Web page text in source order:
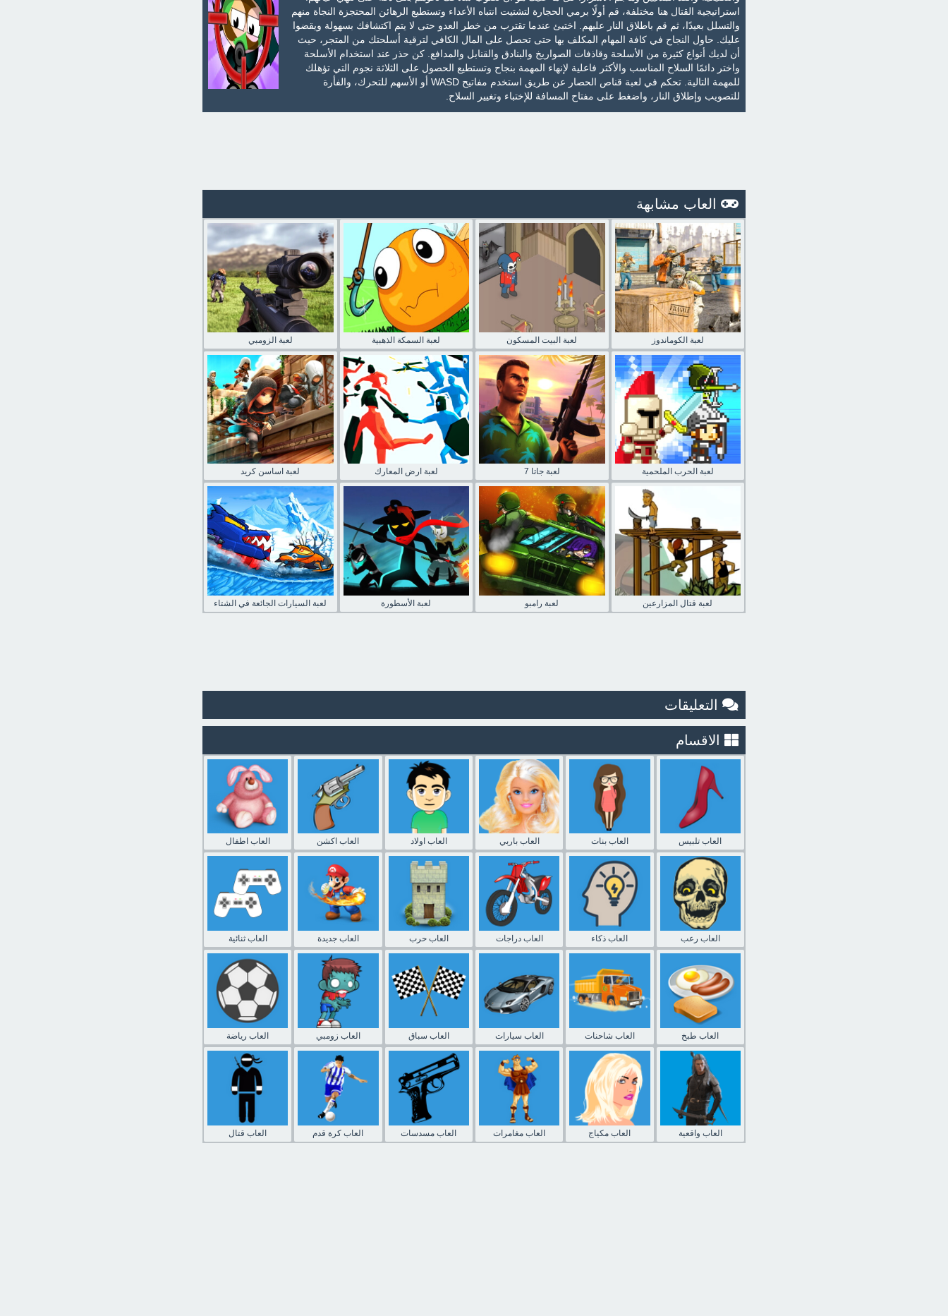
استراتيجية القتال هنا مختلفة، قم أولًا برمي الحجارة لتشتيت انتباه الأعداء وتستطيع الرهائن المحتجزة النجاة منهم
والتسلل بعيدًا، ثم قم باطلاق النار عليهم. اختبئ عندما تقترب من خطر العدو حتى لا يتم اكتشافك بسهولة ويقضوا
عليك. حاول النجاح في كافة المهام المكلف بها حتى تحصل على المال الكافي لترقية أسلحتك من المتجر، حيث
أن لديك أنواع كثيرة من الأسلحة وقاذفات الصواريخ والبنادق والقنابل والمدافع. كن حذر عند استخدام الأسلحة
واختر دائمًا السلاح المناسب والأكثر فاعلية لإنهاء المهمة بنجاح وتستطيع الحصول على الثلاثة نجوم التي تؤهلك
للمهمة التالية. تحكم في لعبة قناص الحصار عن طريق استخدم مفاتيح WASD أو الأسهم للتحرك، والفأرة
للتصويب وإطلاق النار، واضغط على مفتاح المسافة للإختباء وتغيير السلاح.
العاب مشابهة
لعبة الزومبي لعبة السمكة الذهبية لعبة البيت المسكون لعبة الكوماندوز
لعبة اساسن كريد لعبة ارض المعارك لعبة جاتا 7 لعبة الحرب الملحمية
لعبة السيارات الجائعة في الشتاء لعبة الأسطورة لعبة رامبو لعبة قتال المزارعين
التعليقات
الاقسام
العاب اطفال العاب اكشن العاب اولاد العاب باربي العاب بنات العاب تلبيس
العاب ثنائية العاب جديدة العاب حرب العاب دراجات العاب ذكاء العاب رعب
العاب رياضة العاب زومبي العاب سباق العاب سيارات العاب شاحنات العاب طبخ
العاب قتال العاب كرة قدم العاب مسدسات العاب مغامرات العاب مكياج العاب واقعية